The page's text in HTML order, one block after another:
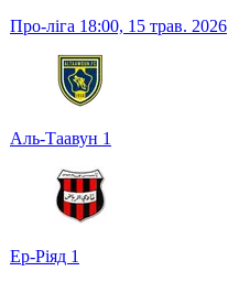
Про-ліга 18:00, 15 трав. 2026
Аль-Таавун 1
Ер-Ріяд 1